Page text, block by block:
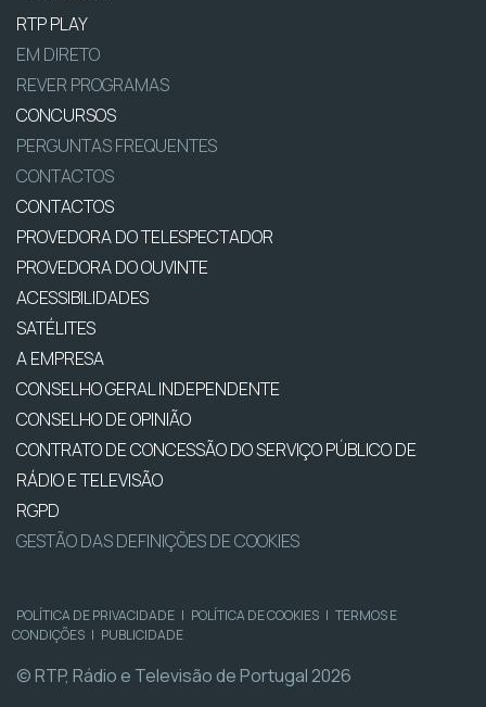
RTP PLAY
EM DIRETO
REVER PROGRAMAS
CONCURSOS
PERGUNTAS FREQUENTES
CONTACTOS
CONTACTOS
PROVEDORA DO TELESPECTADOR
PROVEDORA DO OUVINTE
ACESSIBILIDADES
SATÉLITES
A EMPRESA
CONSELHO GERAL INDEPENDENTE
CONSELHO DE OPINIÃO
CONTRATO DE CONCESSÃO DO SERVIÇO PÚBLICO DE
RÁDIO E TELEVISÃO
RGPD
GESTÃO DAS DEFINIÇÕES DE COOKIES
POLÍTICA DE PRIVACIDADE | POLÍTICA DE COOKIES | TERMOS E
CONDIÇÕES | PUBLICIDADE
© RTP, Rádio e Televisão de Portugal 2026